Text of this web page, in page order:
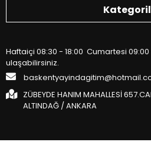
Haftaiçi 08:30 - 18:00 Cumartesi
ulaşabilirsiniz.
ZÜBEYDE HANIM MAHALLESİ
ALTINDAĞ / ANKARA